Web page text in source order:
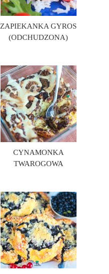
ZAPIEKANKA GYROS
(ODCHUDZONA)
CYNAMONKA
TWAROGOWA